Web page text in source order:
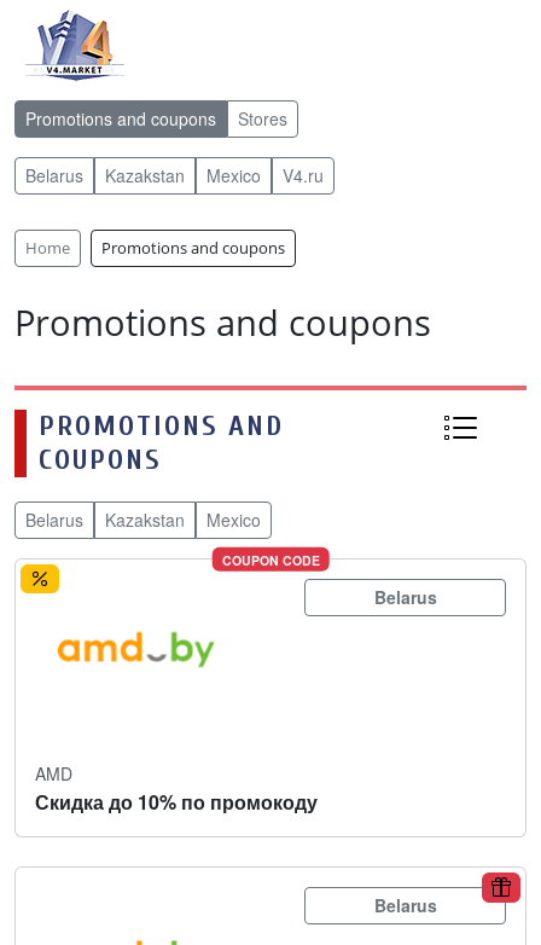
Promotions and coupons Stores
Belarus Kazakstan Mexico V4.ru
Home Promotions and coupons
Promotions and coupons
PROMOTIONS AND
COUPONS
Belarus Kazakstan Mexico
COUPON CODE
Belarus
AMD
Скидка до 10% по промокоду
Belarus